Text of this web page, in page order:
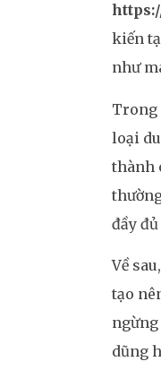
kiến
như
Trong
loại
thành
đầy
Về
tạo
ngừng
dũng